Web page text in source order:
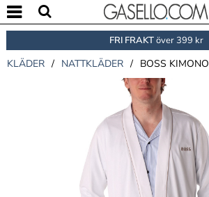
FRI FRAKTöver 399 kr
KLÄDER / NATTKLÄDER / BOSS